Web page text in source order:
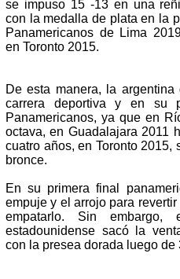
se impuso 15 -13 en una
con la medalla de plata en la
Panamericanos de Lima
en Toronto 2015.
De esta manera, la
carrera deportiva y en su
Panamericanos, ya que en
octava, en Guadalajara 2011
cuatro años, en Toronto
bronce.
En su primera final
empuje y el arrojo para
empatarlo. Sin
estadounidense sacó la
con la presea dorada luego de